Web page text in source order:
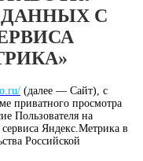
С
(далее — Сайт), с
приватного просмотра
Пользователя на
Яндекс.Метрика в
Российской